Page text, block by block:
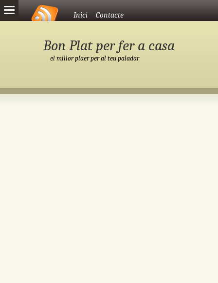
Vés al contingutInici Contacte
Bon Plat per fer a casa
el millor plaer per al teu paladar